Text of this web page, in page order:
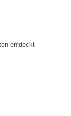
entdeckt